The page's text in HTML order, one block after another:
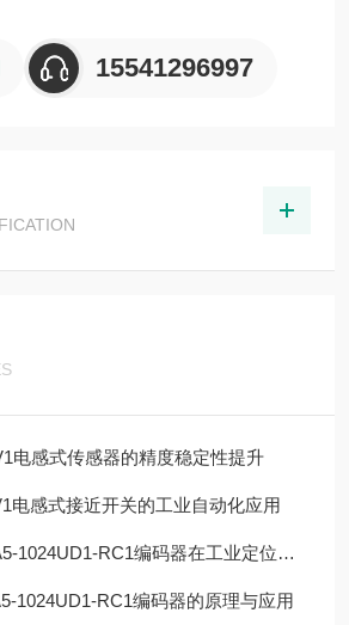
15541296997
电感式传感器的精度稳定性提升
电感式接近开关的工业自动化应用
RC1编码器在工业定位中的应用
1024UD1-RC1编码器的原理与应用